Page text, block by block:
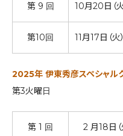
第 9 回 10月20日（
第10回 11月17日（火
2025年 伊東秀彦スペシャル
第3火曜日
第 1 回 2 月18日（